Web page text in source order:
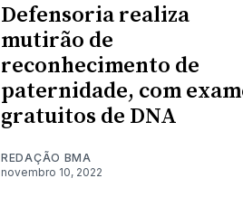
Defensoria realiza
mutirão de
reconhecimento de
paternidade, com
gratuitos de DNA
REDAÇÃO BMA
novembro 10, 2022